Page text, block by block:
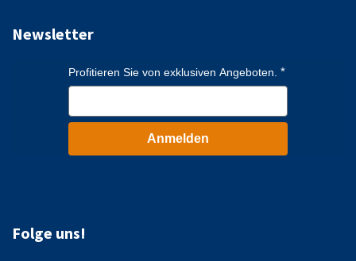
Newsletter
Profitieren Sie von exklusiven Angeboten.
Anmelden
Folge uns!